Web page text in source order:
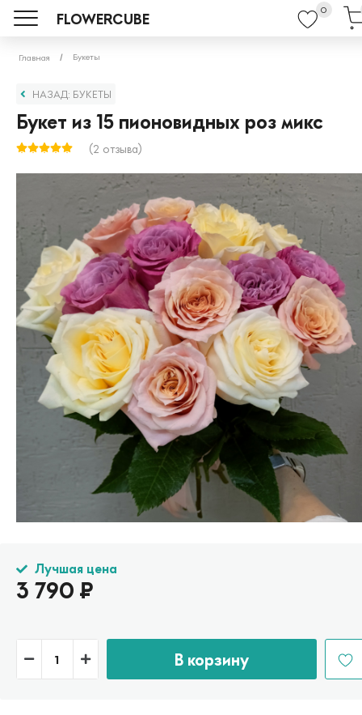
FLOWERCUBE
0
Главная Букеты
НАЗАД: БУКЕТЫ
Букет из 15 пионовидных роз микс
(2 отзыва)
Лучшая цена
3 790 ₽
В корзину